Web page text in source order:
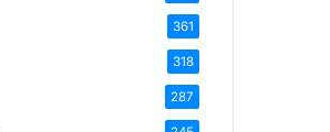
361
318
287